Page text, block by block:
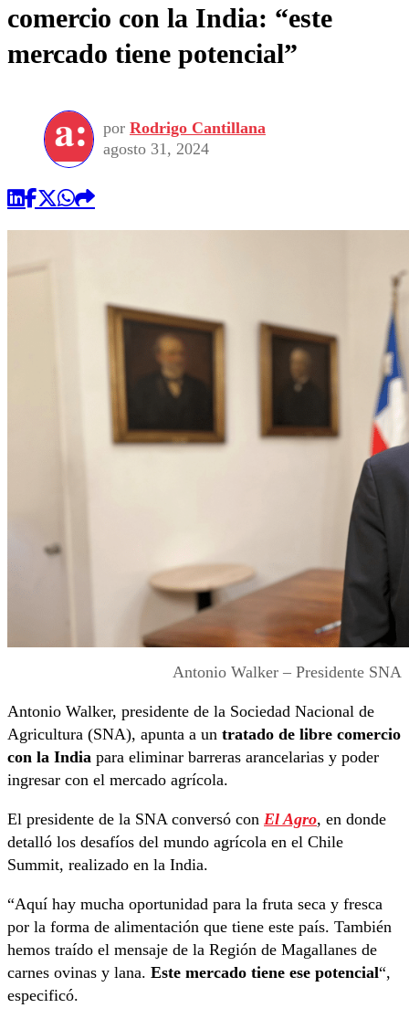
comercio con la India: “este
mercado tiene potencial”
por Rodrigo Cantillana
agosto 31, 2024
Antonio Walker – Presidente SNA
Antonio Walker, presidente de la Sociedad Nacional de
Agricultura (SNA), apunta a un tratado de libre comercio
con la India para eliminar barreras arancelarias y poder
ingresar con el mercado agrícola.
El presidente de la SNA conversó con El Agro, en donde
detalló los desafíos del mundo agrícola en el Chile
Summit, realizado en la India.
“Aquí hay mucha oportunidad para la fruta seca y fresca
por la forma de alimentación que tiene este país. También
hemos traído el mensaje de la Región de Magallanes de
carnes ovinas y lana. Este mercado tiene ese potencial“,
especificó.